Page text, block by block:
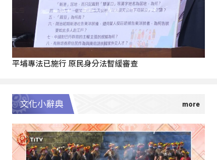
平埔專法已施行 原民身分法暫緩審查
文化小辭典